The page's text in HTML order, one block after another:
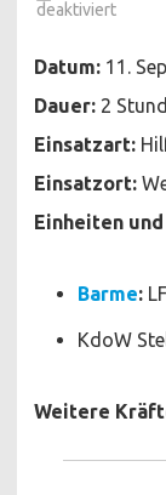
deaktiviertfür
Haus
Datum: 11.
Dauer: 2
Einsatzart:
Einsatzort:
Einheiten
Barme:
KdoW
Weitere